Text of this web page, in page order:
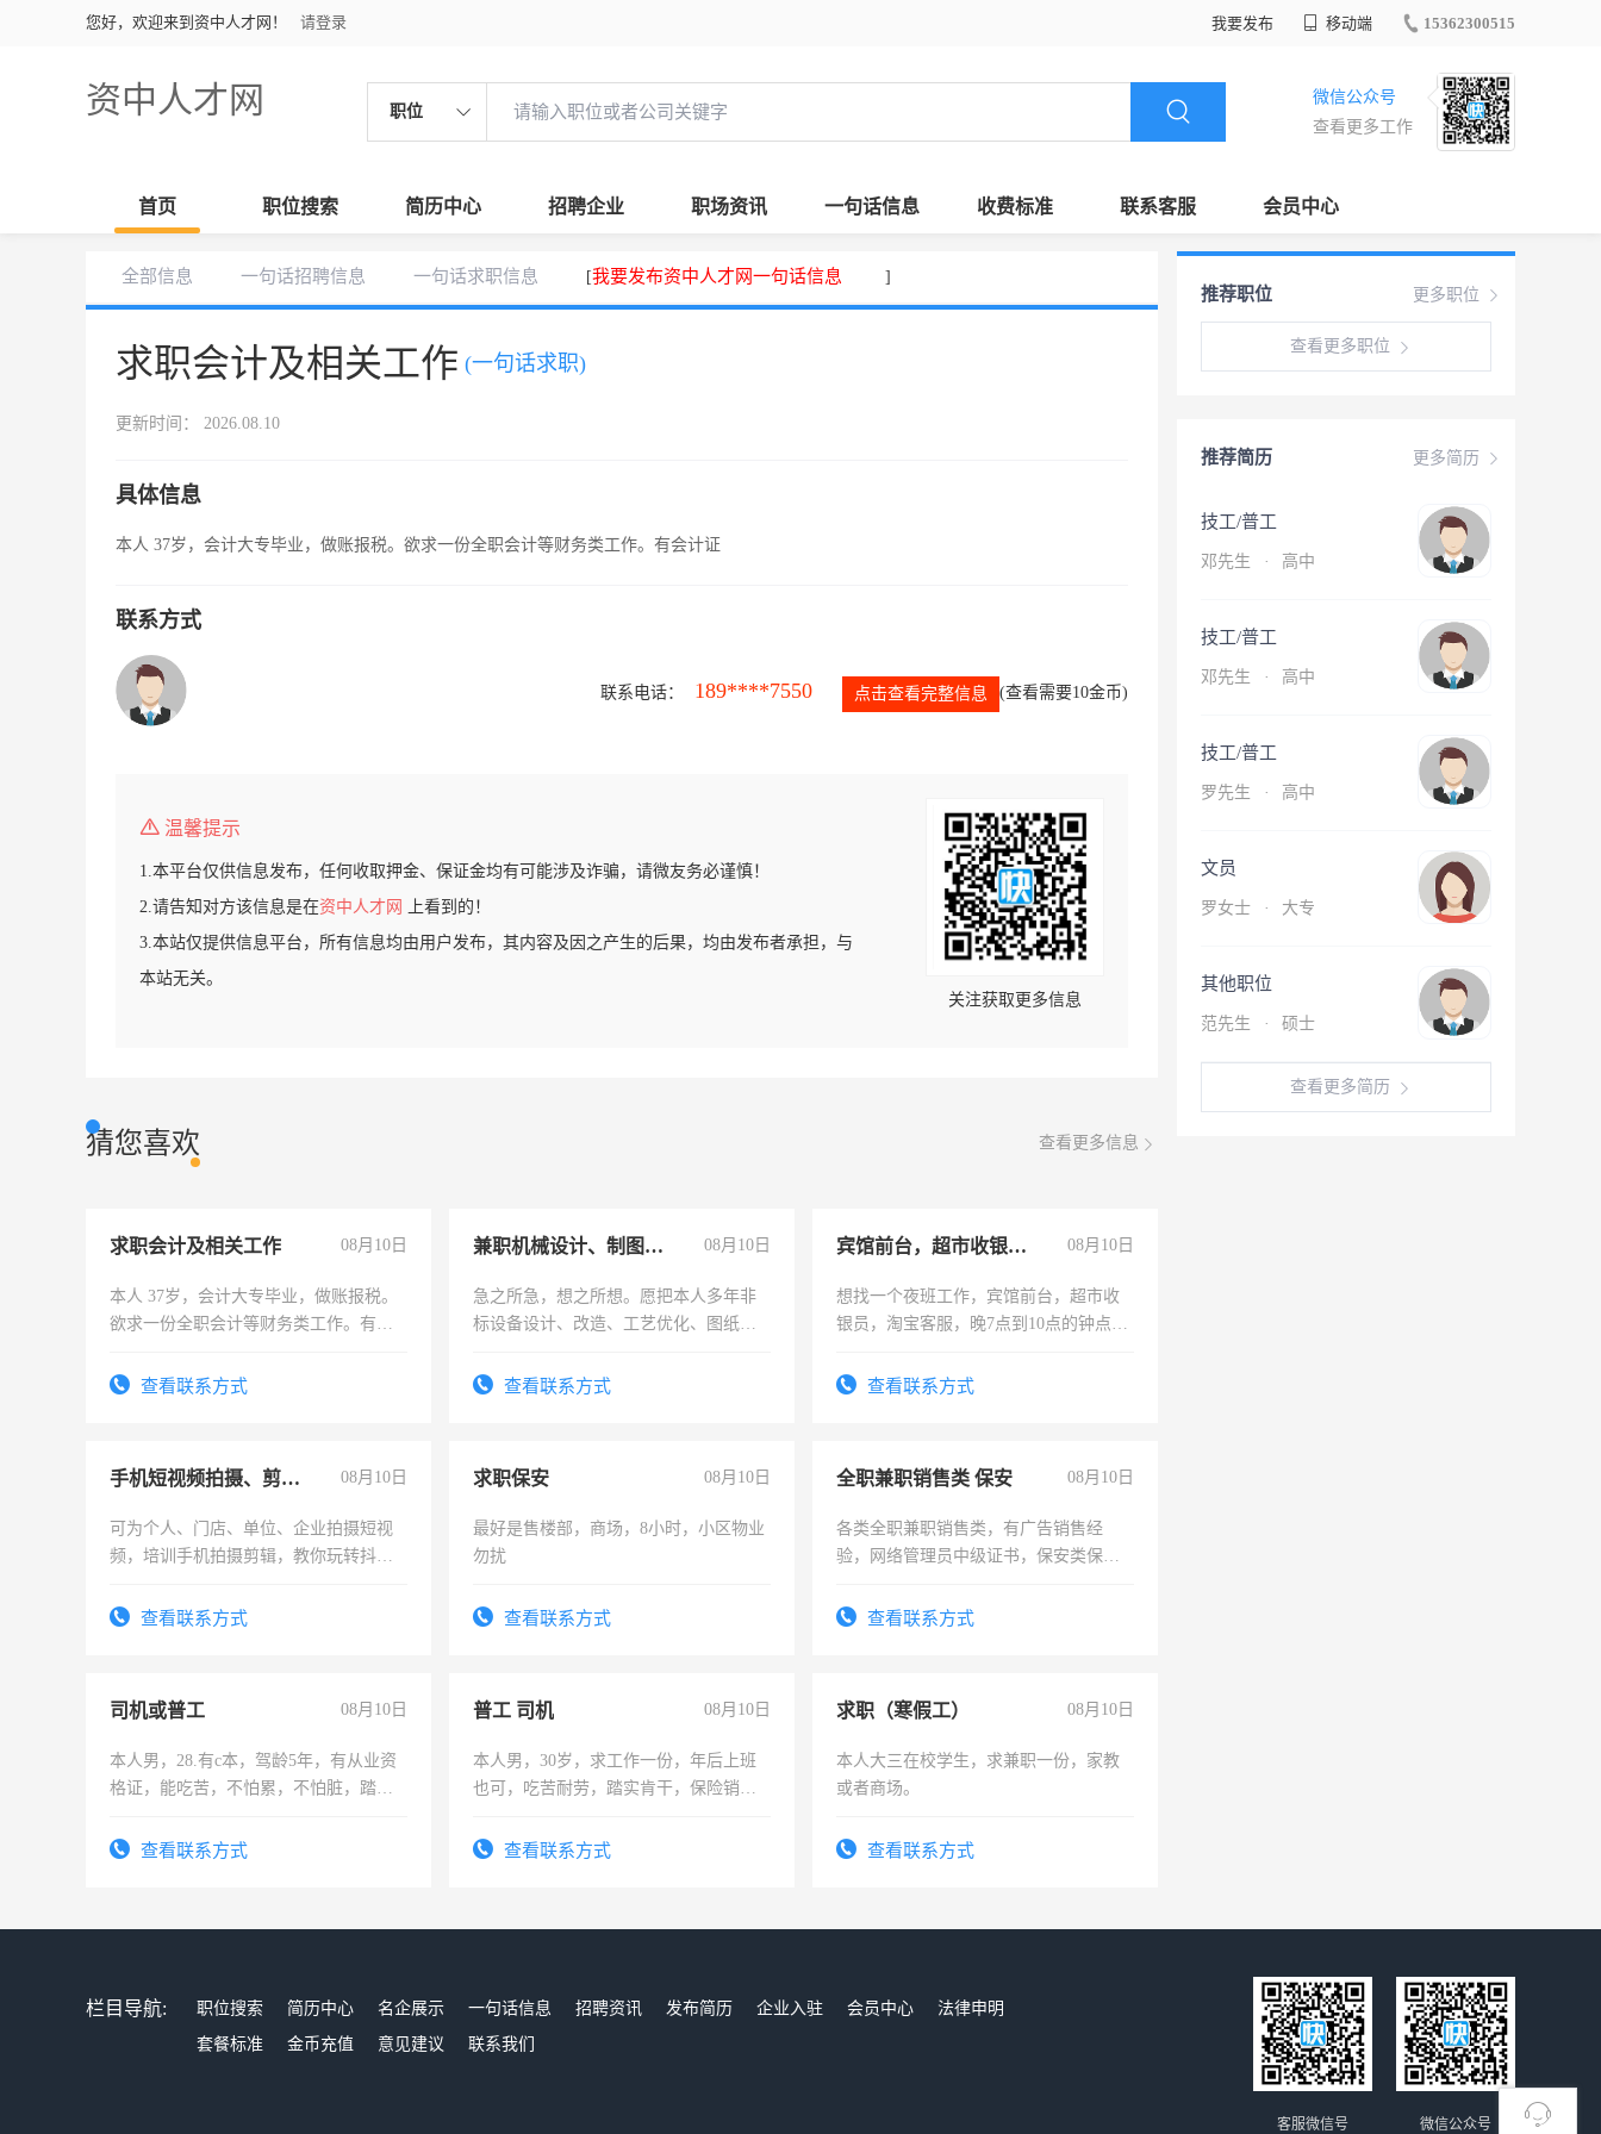
您好，欢迎来到资中人才网！ 请登录 我要发布 移动端 15362300515
资中人才网 职位
微信公众号
查看更多工作
首页 职位搜索 简历中心 招聘企业 职场资讯 一句话信息 收费标准 联系客服 会员中心
全部信息 一句话招聘信息 一句话求职信息 [我要发布资中人才网一句话信息 ]
求职会计及相关工作 (一句话求职)
更新时间： 2026.08.10
具体信息
本人 37岁，会计大专毕业，做账报税。欲求一份全职会计等财务类工作。有会计证
联系方式
联系电话： 189****7550 点击查看完整信息 (查看需要10金币)
温馨提示
1.本平台仅供信息发布，任何收取押金、保证金均有可能涉及诈骗，请微友务必谨慎！
2.请告知对方该信息是在资中人才网
上看到的！
3.本站仅提供信息平台，所有信息均由用户发布，其内容及因之产生的后果，均由发布者承担，与
本站无关。
关注获取更多信息
猜您喜欢 查看更多信息
求职会计及相关工作 08月10日
本人 37岁，会计大专毕业，做账报税。
欲求一份全职会计等财务类工作。有会
查看联系方式
兼职机械设计、制图、设备改造 08月10日
急之所急，想之所想。愿把本人多年非
标设备设计、改造、工艺优化、图纸制
结识有识之士，共享未来。
查看联系方式
宾馆前台，超市收银员，淘宝客服 08月10日
想找一个夜班工作，宾馆前台，超市收
银员，淘宝客服，晚7点到10点的钟点
号同微信查看联系方式
手机短视频拍摄、剪辑、抖音快手 08月10日
可为个人、门店、单位、企业拍摄短视
频，培训手机拍摄剪辑，教你玩转抖音
频，培训手机拍摄剪辑，教你玩转抖
查看联系方式
求职保安 08月10日
最好是售楼部，商场，8小时，小区物业
勿扰
查看联系方式
全职兼职销售类 保安 08月10日
各类全职兼职销售类，有广告销售经
验，网络管理员中级证书，保安类保安
有高低压电工证和十几年工作经验
查看联系方式
司机或普工 08月10日
本人男，28.有c本，驾龄5年，有从业资
格证，能吃苦，不怕累，不怕脏，踏
查看联系方式
普工 司机 08月10日
本人男，30岁，求工作一份，年后上班
也可，吃苦耐劳，踏实肯干，保险销售
查看联系方式
求职（寒假工） 08月10日
本人大三在校学生，求兼职一份，家教
或者商场。
查看联系方式
更多职位
推荐职位
查看更多职位
更多简历
推荐简历
技工/普工
邓先生 · 高中
技工/普工
邓先生 · 高中
技工/普工
罗先生 · 高中
文员
罗女士 · 大专
其他职位
范先生 · 硕士
查看更多简历
栏目导航: 职位搜索 简历中心 名企展示 一句话信息 招聘资讯 发布简历 企业入驻 会员中心
法律申明
套餐标准
金币充值 意见建议 联系我们
微信公众号
客服微信号